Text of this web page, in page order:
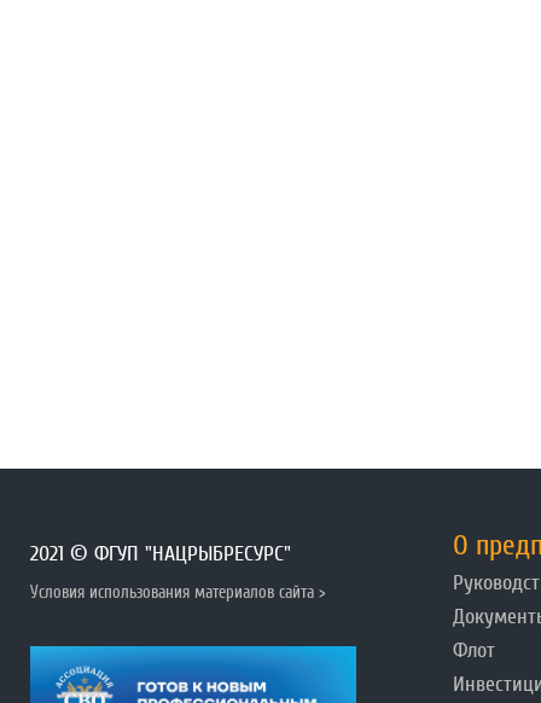
2021 © ФГУП "НАЦРЫБРЕСУРС"
Условия использования материалов сайта >
О
Флот